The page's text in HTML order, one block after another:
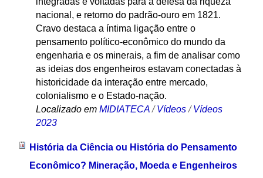
nacional, e retorno do padrão-ouro em 1821.
Cravo destaca a íntima ligação entre o
pensamento político-econômico do mundo da
engenharia e os minerais, a fim de analisar como
as ideias dos engenheiros estavam conectadas à
historicidade da interação entre mercado,
colonialismo e o Estado-nação.
Localizado em MIDIATECA /Vídeos /Vídeos
2023
História da Ciência ou História do Pensamento
Econômico? Mineração, Moeda e Engenheiros